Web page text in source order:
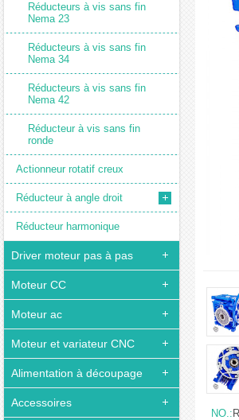
Réducteurs à vis sans fin
Nema 23
Réducteurs à vis sans fin
Nema 34
Réducteurs à vis sans fin
Nema 42
Réducteur à vis sans fin
ronde
Actionneur rotatif creux
Réducteur à angle droit
Réducteur harmonique
Driver moteur pas à pas
Moteur CC
Moteur ac
Moteur et variateur CNC
Alimentation à découpage
Accessoires
NO.: